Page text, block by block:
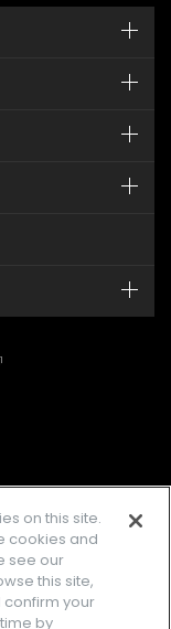
twitter
on this site.
cookies and
see our
this site,
your
by